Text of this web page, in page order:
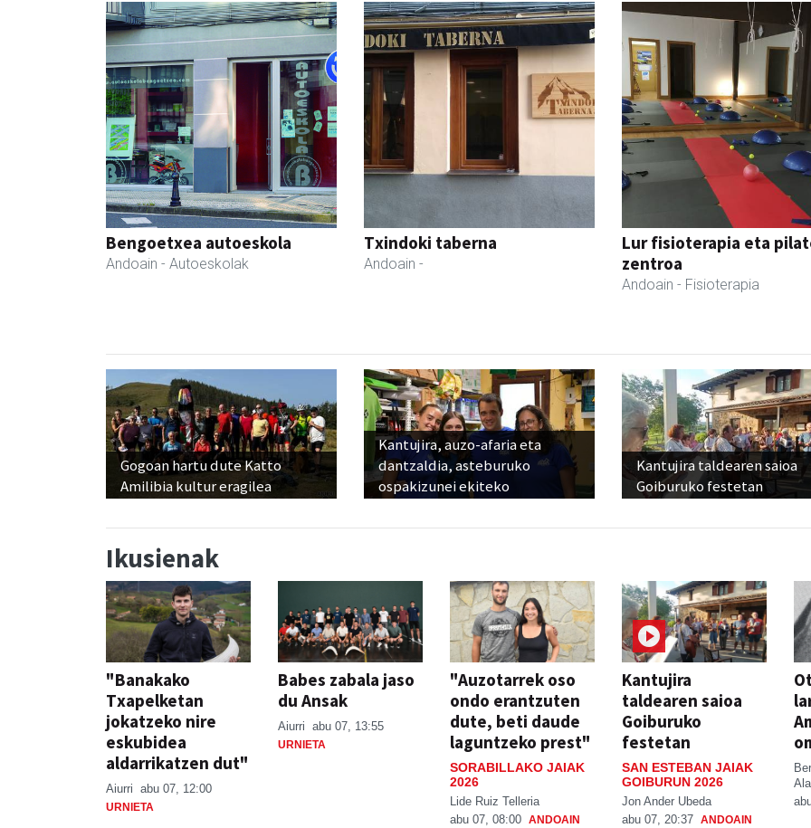
Bengoetxea autoeskola
Andoain - Autoeskolak
Txindoki taberna
Andoain -
Lur fisioterapia eta
zentroa
Andoain - Fisioterapia
Gogoan hartu dute Katto
Amilibia kultur eragilea
Kantujira, auzo-afaria eta
dantzaldia, asteburuko
ospakizunei ekiteko
Kantujira taldearen saioa
Goiburuko festetan
Ikusienak
"Banakako
Txapelketan
jokatzeko nire
eskubidea
aldarrikatzen dut"
Aiurri abu 07, 12:00
URNIETA
Babes zabala jaso
du Ansak
Aiurri abu 07, 13:55
URNIETA
"Auzotarrek oso
ondo erantzuten
dute, beti daude
laguntzeko prest"
SORABILLAKO JAIAK
2026
Lide Ruiz Telleria
abu 07, 08:00 ANDOAIN
Kantujira
taldearen saioa
Goiburuko
festetan
SAN ESTEBAN JAIAK
GOIBURUN 2026
Jon Ander Ubeda
abu 07, 20:37 ANDOAIN